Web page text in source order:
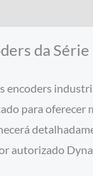
da
para oferecer
autorizado